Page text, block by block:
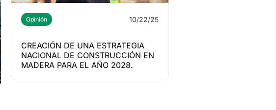
Opinión 10/22/25
CREACIÓN DE UNA ESTRATEGIA
NACIONAL DE CONSTRUCCIÓN EN
MADERA PARA EL AÑO 2028.